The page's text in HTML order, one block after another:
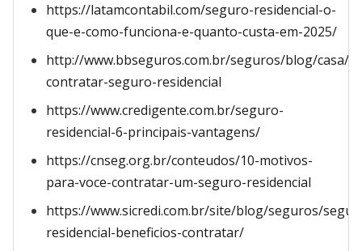
https://latamcontabil.com/seguro-residencial-o-
que-e-como-funciona-e-quanto-custa-em-2025/
http://www.bbseguros.com.br/seguros/blog/casa/
contratar-seguro-residencial
https://www.credigente.com.br/seguro-
residencial-6-principais-vantagens/
https://cnseg.org.br/conteudos/10-motivos-
para-voce-contratar-um-seguro-residencial
https://www.sicredi.com.br/site/blog/seguros/
residencial-beneficios-contratar/